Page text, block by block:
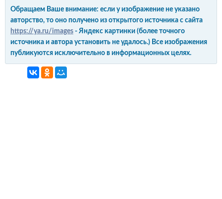
Обращаем Ваше внимание: если у изображение не указано
авторство, то оно получено из открытого источника с сайта
https://ya.ru/images - Яндекс картинки (более точного
источника и автора установить не удалось.) Все изображения
публикуются исключительно в информационных целях.